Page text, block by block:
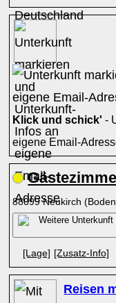
Klick und schick' -
eigene Email-
88099 Neukirch
[Lage] [Zusatz-Info]
Reisen